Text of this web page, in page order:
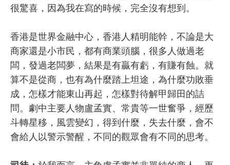
很驚喜，因為我在寫的時候，完全沒有想到。
香港是世界金融中心，香港人精明能幹，不論是大
商家還是小市民，都有商業頭腦，很多人做過老
闆，發過老闆夢，結果是有贏有虧，有賺有蝕。就
算不是從商，也有為什麼踏上坦途，為什麼功敗垂
成，怎樣才能東山再起，怎樣對待解甲歸田的詰
問。劇中主要人物盧孟實、常貴等一世奮爭，經歷
斗轉星移，風雲變幻，得到什麼，失去什麼，會不
會給人以警示警醒，不同的觀眾會有不同的思考。